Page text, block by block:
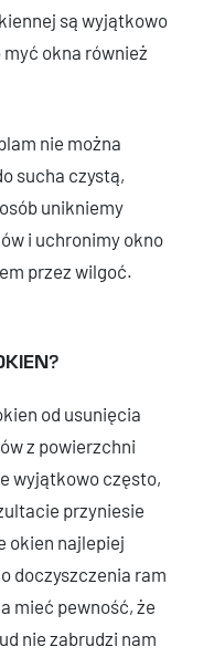
są wyjątkowo
okna również
nie można
sucha czystą,
unikniemy
i uchronimy okno
przez wilgoć.
od usunięcia
z powierzchni
wyjątkowo często,
przyniesie
okien najlepiej
doczyszczenia ram
mieć pewność, że
nie zabrudzi nam